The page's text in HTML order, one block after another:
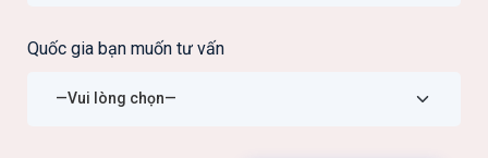
Quốc gia bạn muốn tư vấn